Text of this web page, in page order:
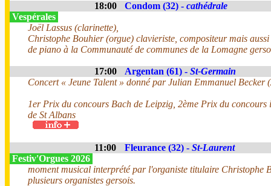
18:00 Condom (32) - cathédrale
Vespérales
Joël Lassus (clarinette),
Christophe Bouhier (orgue) clavieriste, compositeur mais aussi
de piano à la Communauté de communes de la Lomagne
17:00 Argentan (61) - St-Germain
Concert « Jeune Talent » donné par Julian Emmanuel Becker
1er Prix du concours Bach de Leipzig, 2ème Prix du concours
de St Albans
11:00 Fleurance (32) - St-Laurent
Festiv'Orgues 2026
moment musical interprété par l'organiste titulaire Christophe
plusieurs organistes gersois.